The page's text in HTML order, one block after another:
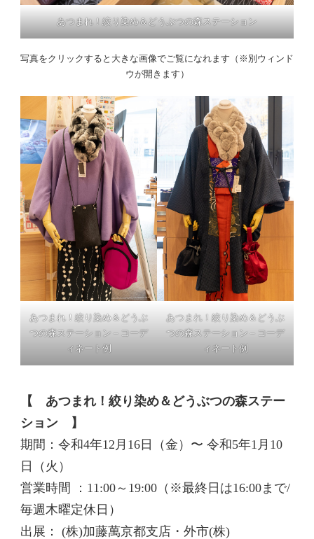
あつまれ！絞り染め＆どうぶつの森ステーション
写真をクリックすると大きな画像でご覧になれます（※別ウィンド
ウが開きます）
あつまれ！絞り染め＆どうぶ
つの森ステーション – コーデ
ィネート例
あつまれ！絞り染め＆どうぶ
つの森ステーション – コーデ
ィネート例
【 あつまれ！絞り染め＆どうぶつの森ステー
ション 】
期間：令和4年12月16日（金）〜 令和5年1月10
日（火）
営業時間 ：11:00～19:00（※最終日は16:00まで/
毎週木曜定休日）
出展： (株)加藤萬京都支店・外市(株)